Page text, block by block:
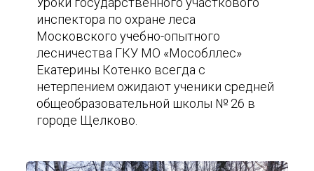
инспектора по охране леса
Московского учебно-опытного
лесничества ГКУ МО «Мособллес»
Екатерины Котенко всегда с
нетерпением ожидают ученики средней
общеобразовательной школы № 26 в
городе Щелково.